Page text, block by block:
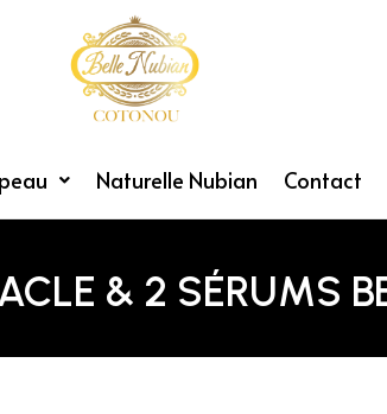
Naturelle Nubian Contact
& 2 SÉRUMS